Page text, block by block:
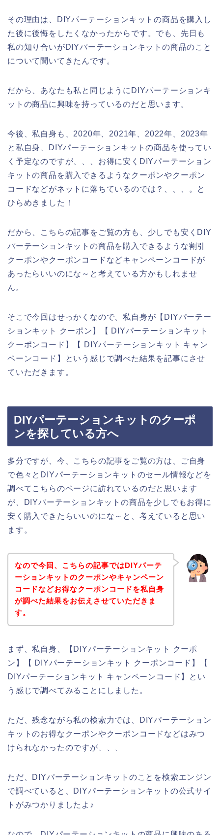
その理由は、DIYパーテーションキットの商品を購入し
た後に後悔をしたくなかったからです。でも、先日も
私の知り合いがDIYパーテーションキットの商品のこと
について聞いてきたんです。
だから、あなたも私と同じようにDIYパーテーションキ
ットの商品に興味を持っているのだと思います。
今後、私自身も、2020年、2021年、2022年、2023年
と私自身、DIYパーテーションキットの商品を使ってい
く予定なのですが、、、お得に安くDIYパーテーション
キットの商品を購入できるようなクーポンやクーポン
コードなどがネットに落ちているのでは？、、、。と
ひらめきました！
だから、こちらの記事をご覧の方も、少しでも安くDIY
パーテーションキットの商品を購入できるような割引
クーポンやクーポンコードなどキャンペーンコードが
あったらいいのにな～と考えている方かもしれませ
ん。
そこで今回はせっかくなので、私自身が【DIYパーテー
ションキット クーポン】【 DIYパーテーションキット
クーポンコード】【 DIYパーテーションキット キャン
ペーンコード】という感じで調べた結果を記事にさせ
ていただきます。
DIYパーテーションキットのクーポ
ンを探している方へ
多分ですが、今、こちらの記事をご覧の方は、ご自身
で色々とDIYパーテーションキットのセール情報などを
調べてこちらのページに訪れているのだと思います
が、DIYパーテーションキットの商品を少しでもお得に
安く購入できたらいいのにな～と、考えていると思い
ます。
なので今回、こちらの記事ではDIYパーテ
ーションキットのクーポンやキャンペーン
コードなどお得なクーポンコードを私自身
が調べた結果をお伝えさせていただきま
す。
まず、私自身、【DIYパーテーションキット クーポ
ン】【 DIYパーテーションキット クーポンコード】【
DIYパーテーションキット キャンペーンコード】とい
う感じで調べてみることにしました。
ただ、残念ながら私の検索力では、DIYパーテーション
キットのお得なクーポンやクーポンコードなどはみつ
けられなかったのですが、、、
ただ、DIYパーテーションキットのことを検索エンジン
で調べていると、DIYパーテーションキットの公式サイ
トがみつかりましたよ♪